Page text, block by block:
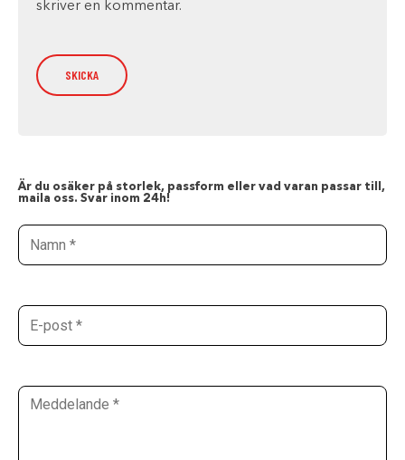
skriver en kommentar.
Är du osäker på storlek, passform eller vad varan passar till,
maila oss. Svar inom 24h!